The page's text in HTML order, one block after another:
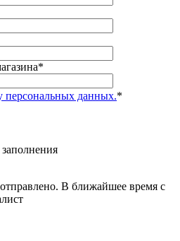
*
персональных данных.*
В ближайшее время с